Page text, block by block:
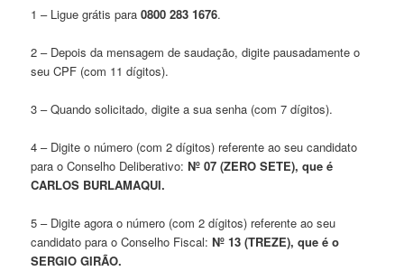
1 – Ligue grátis para0800 283 1676.
2 – Depois da mensagem de saudação, digite pausadamente o
seu CPF (com 11 dígitos).
3 – Quando solicitado, digite a sua senha (com 7 dígitos).
4 – Digite o número (com 2 dígitos) referente ao seu candidato
para o Conselho Deliberativo:Nº 07 (ZERO SETE), que é
CARLOS BURLAMAQUI.
5 – Digite agora o número (com 2 dígitos) referente ao seu
candidato para o Conselho Fiscal:Nº 13 (TREZE), que é o
SERGIO GIRÃO.